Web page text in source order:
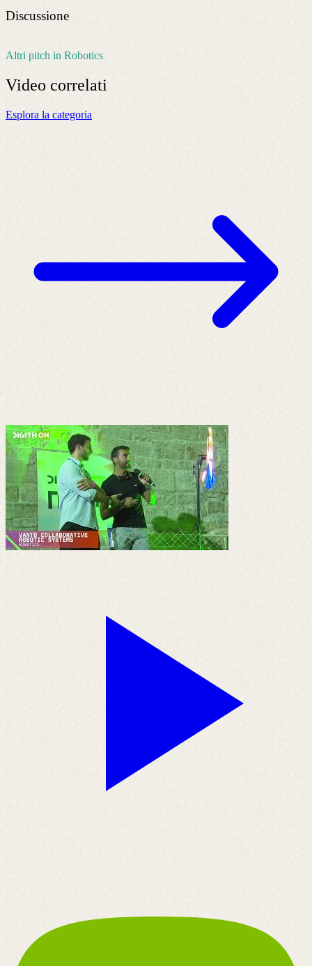
Discussione
Altri pitch in Robotics
Video correlati
Esplora la categoria